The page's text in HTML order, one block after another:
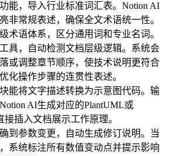
能，导入行业标准词汇表。Notion AI
非常规表述，确保全文术语统一性。
术语体系，区分通用词和专业名词。
具，自动检测文档层级逻辑。系统会
或调整章节顺序，使技术说明更符合
化操作步骤的连贯性表述。
能将文字描述转换为示意图代码。输
AI生成对应的PlantUML或
接插入文档展示工作原理。
到参数变更，自动生成修订说明。当
系统标注所有数值变动点并提示影响